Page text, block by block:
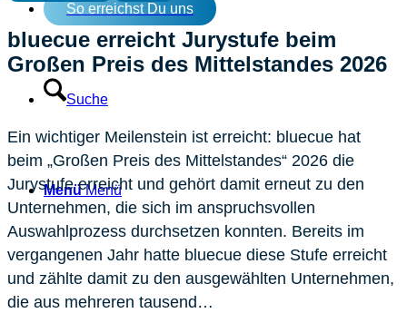
So erreichst Du uns
Suche
Menü Menü
bluecue erreicht Jurystufe beim
Großen Preis des Mittelstandes 2026
Ein wichtiger Meilenstein ist erreicht: bluecue hat
beim „Großen Preis des Mittelstandes“ 2026 die
Jurystufe erreicht und gehört damit erneut zu den
Unternehmen, die sich im anspruchsvollen
Auswahlprozess durchsetzen konnten. Bereits im
vergangenen Jahr hatte bluecue diese Stufe erreicht
und zählte damit zu den ausgewählten Unternehmen,
die aus mehreren tausend…